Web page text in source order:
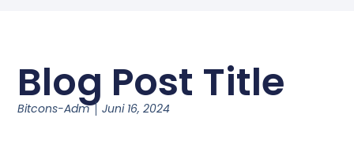
Blog Post Title
Bitcons-Adm Juni 16, 2024